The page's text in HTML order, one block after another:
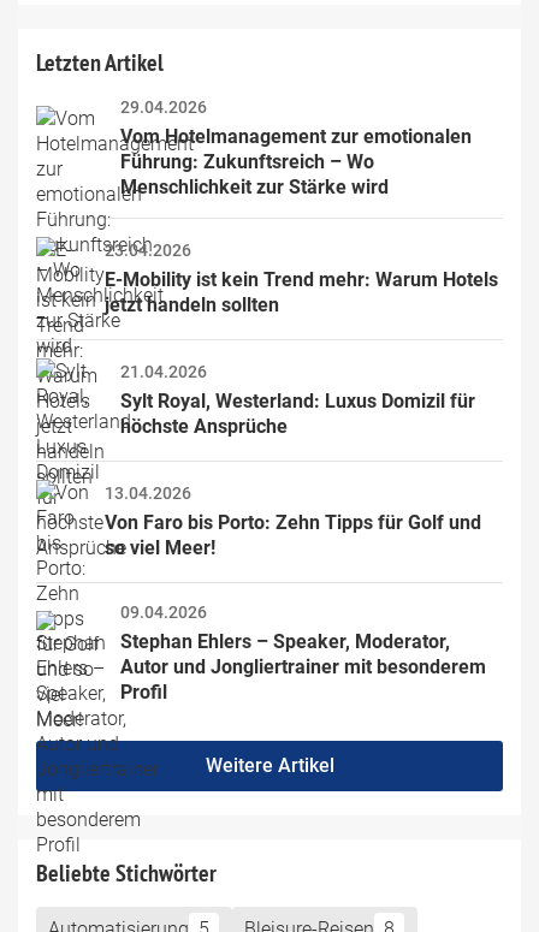
Letzten Artikel
29.04.2026
Vom Hotelmanagement zur emotionalen
Führung: Zukunftsreich – Wo
Menschlichkeit zur Stärke wird
23.04.2026
E-Mobility ist kein Trend mehr: Warum Hotels
jetzt handeln sollten
21.04.2026
Sylt Royal, Westerland: Luxus Domizil für
höchste Ansprüche
13.04.2026
Von Faro bis Porto: Zehn Tipps für Golf und
so viel Meer!
09.04.2026
Stephan Ehlers – Speaker, Moderator,
Autor und Jongliertrainer mit besonderem
Profil
Weitere Artikel
Beliebte Stichwörter